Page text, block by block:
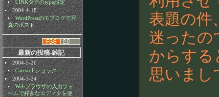
LINKタグのtype設定
2004-4-18
WordPressのモブログで写
真のポスト
最新の投稿-雑記
2004-5-20
Catzwolfショック
2004-3-24
Webブラウザの入力フォ
ームで好きなエディタを使
表題の件
迷ったの
からする
思いまし